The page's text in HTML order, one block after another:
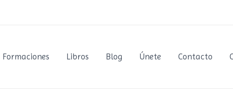
Formaciones Libros Blog Únete Contacto